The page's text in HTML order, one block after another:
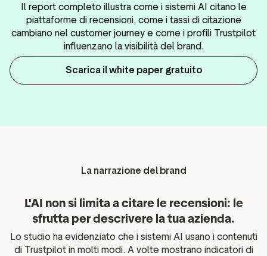
Il report completo illustra come i sistemi AI citano le
piattaforme di recensioni, come i tassi di citazione
cambiano nel customer journey e come i profili Trustpilot
influenzano la visibilità del brand.
Scarica il white paper gratuito
La narrazione del brand
L'AI non si limita a citare le recensioni: le
sfrutta per descrivere la tua azienda.
Lo studio ha evidenziato che i sistemi AI usano i contenuti
di Trustpilot in molti modi. A volte mostrano indicatori di